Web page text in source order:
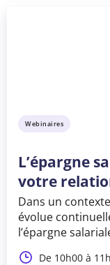
Webinaires
L’épargne
votre
Dans un
évolue
l’épargne
De 10h00 à